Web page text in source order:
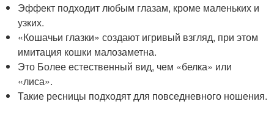
Эффект подходит любым глазам, кроме маленьких и
узких.
«Кошачьи глазки» создают игривый взгляд, при этом
имитация кошки малозаметна.
Это Более естественный вид, чем «белка» или
«лиса».
Такие ресницы подходят для повседневного ношения.